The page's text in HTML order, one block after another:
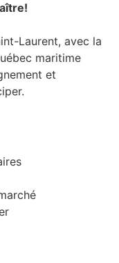
Laurent, avec la
maritime
et